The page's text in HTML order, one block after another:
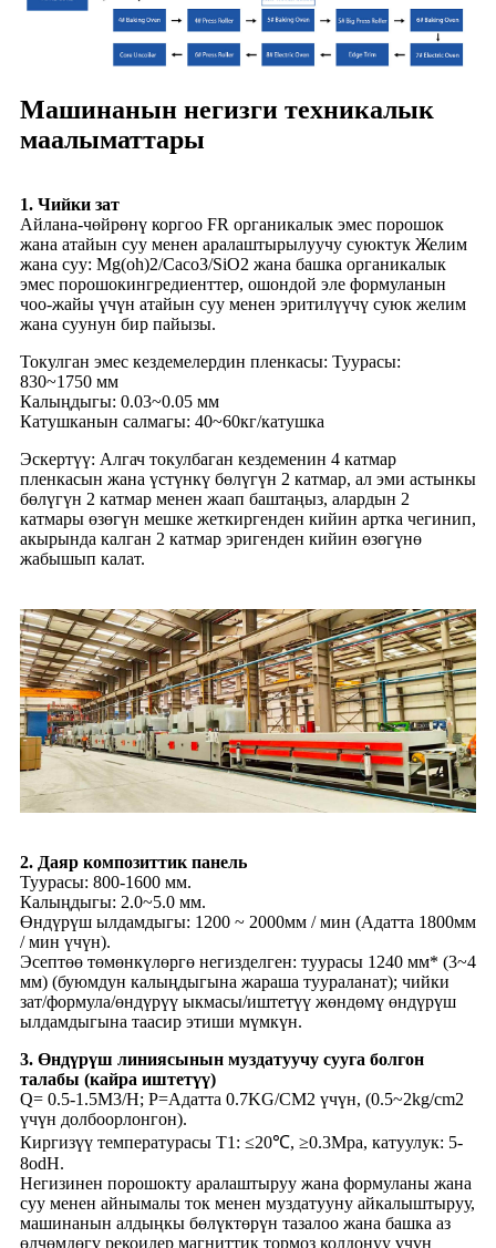
Машинанын негизги техникалык
маалыматтары
1. Чийки зат
Айлана-чөйрөнү коргоо FR органикалык эмес порошок
жана атайын суу менен аралаштырылуучу суюктук Желим
жана суу: Mg(oh)2/Caco3/SiO2 жана башка органикалык
эмес порошокингредиенттер, ошондой эле формуланын
чоо-жайы үчүн атайын суу менен эритилүүчү суюк желим
жана суунун бир пайызы.
Токулган эмес кездемелердин пленкасы: Туурасы:
830~1750 мм
Калыңдыгы: 0.03~0.05 мм
Катушканын салмагы: 40~60кг/катушка
Эскертүү: Алгач токулбаган кездеменин 4 катмар
пленкасын жана үстүнкү бөлүгүн 2 катмар, ал эми астынкы
бөлүгүн 2 катмар менен жаап баштаңыз, алардын 2
катмары өзөгүн мешке жеткиргенден кийин артка чегинип,
акырында калган 2 катмар эригенден кийин өзөгүнө
жабышып калат.
2. Даяр композиттик панель
Туурасы: 800-1600 мм.
Калыңдыгы: 2.0~5.0 мм.
Өндүрүш ылдамдыгы: 1200 ~ 2000мм / мин (Адатта 1800мм
/ мин үчүн).
Эсептөө төмөнкүлөргө негизделген: туурасы 1240 мм* (3~4
мм) (буюмдун калыңдыгына жараша туураланат); чийки
зат/формула/өндүрүү ыкмасы/иштетүү жөндөмү өндүрүш
ылдамдыгына таасир этиши мүмкүн.
3. Өндүрүш линиясынын муздатуучу сууга болгон
талабы (кайра иштетүү)
Q= 0.5-1.5M3/H; P=Адатта 0.7KG/CM2 үчүн, (0.5~2kg/cm2
үчүн долбоорлонгон).
Киргизүү температурасы T1: ≤20℃, ≥0.3Mpa, катуулук: 5-
8odH.
Негизинен порошокту аралаштыруу жана формуланы жана
суу менен айнымалы ток менен муздатууну айкалыштыруу,
машинанын алдыңкы бөлүктөрүн тазалоо жана башка аз
өлчөмдөгү рекоилер магниттик тормоз колдонуу үчүн